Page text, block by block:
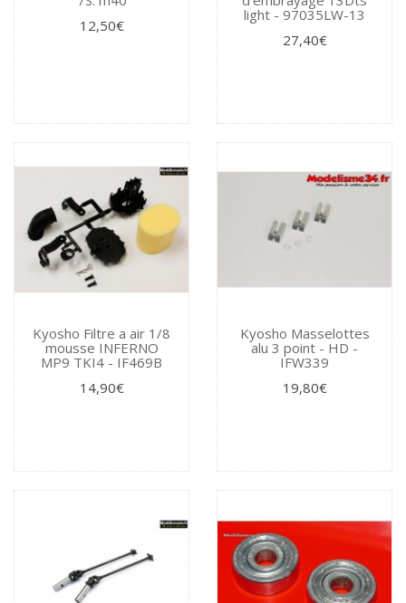
12,50€
light - 97035LW-13
27,40€
Kyosho Filtre a air 1/8
mousse INFERNO
MP9 TKI4 - IF469B
14,90€
Kyosho Masselottes
alu 3 point - HD -
IFW339
19,80€